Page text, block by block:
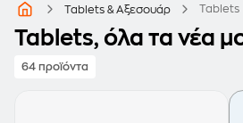
Tablets & Αξεσουάρ Tablets
Tablets, όλα τα νέα
64 προϊόντα